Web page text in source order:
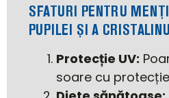
SFATURI PENTRU
PUPILEI ȘI A
Protecție UV:
soare cu protecție